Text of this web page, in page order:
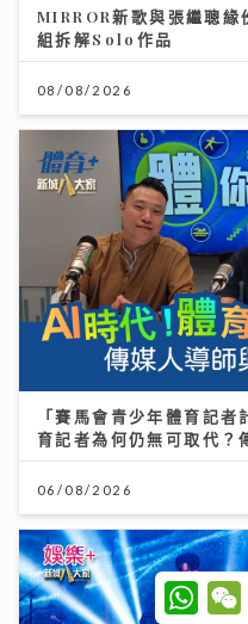
MIRROR新歌與張繼聰緣
組拆解Solo作品
08/08/2026
「賽馬會青少年體育記
育記者為何仍無可取代？
06/08/2026
W
h